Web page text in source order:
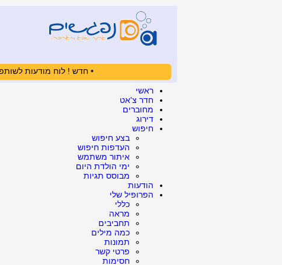
• חדש ! לוח מודעות
ראשי
חדר צ'אט
מחוברים
דירוג
חיפוש
בצע חיפוש
העדפות חיפוש
איתור משתמש
ימי הולדת היום
מבוסס תגיות
הודעות
הפרופיל שלי
כללי
מראה
תחביבים
כמה מילים
תמונות
פרטי קשר
חסימות